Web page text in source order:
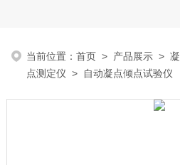
当前位置：首页 > 产品展示 >
点测定仪 > 自动凝点倾点试验仪